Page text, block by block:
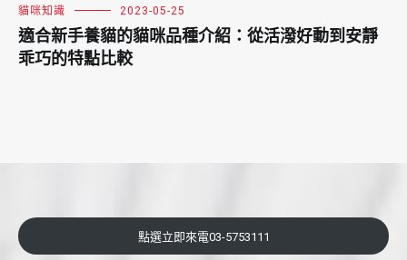
貓咪知識 2023-05-25
適合新手養貓的貓咪品種介紹：從活潑好動到安靜
乖巧的特點比較
點選立即來電03-5753111